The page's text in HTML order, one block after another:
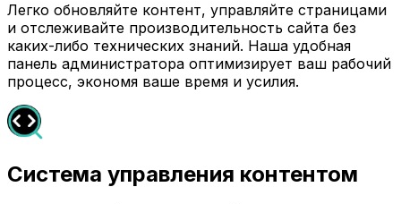
Легко обновляйте контент, управляйте страницами
и отслеживайте производительность сайта без
каких-либо технических знаний. Наша удобная
панель администратора оптимизирует ваш рабочий
процесс, экономя ваше время и усилия.
Система управления контентом